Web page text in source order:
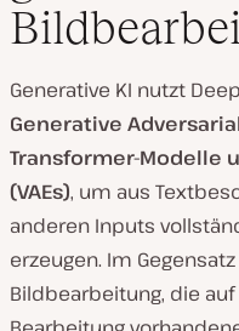
Generative KI nutzt
Generative
Transformer-Modelle
(VAEs), um aus
anderen Inputs
erzeugen. Im
Bildbearbeitung, die